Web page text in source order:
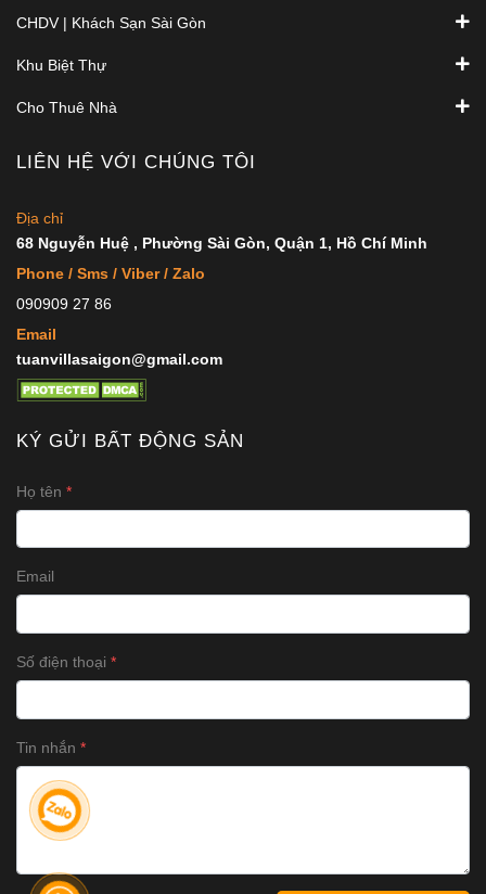
CHDV | Khách Sạn Sài Gòn
Khu Biệt Thự
Cho Thuê Nhà
LIÊN HỆ VỚI CHÚNG TÔI
Địa chỉ
68 Nguyễn Huệ , Phường Sài Gòn, Quận 1, Hồ Chí Minh
Phone / Sms / Viber / Zalo
090909 27 86
Email
tuanvillasaigon@gmail.com
KÝ GỬI BẤT ĐỘNG SẢN
Họ tên
Email
Số điện thoại
Tin nhắn